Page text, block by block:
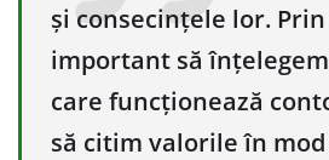
și consecințele lor.
important să
care funcționează
să citim valorile în mod